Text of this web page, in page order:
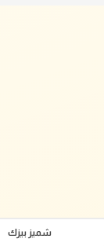
شميز بيزك